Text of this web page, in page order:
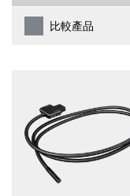
比較產品